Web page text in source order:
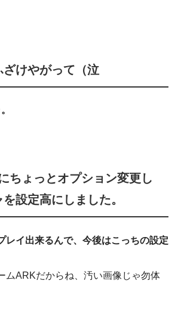
ざけやがって（泣
ちょっとオプション変更し
設定高にしました。
レイ出来るんで、今後はこっちの設定
ムARKだからね、汚い画像じゃ勿体